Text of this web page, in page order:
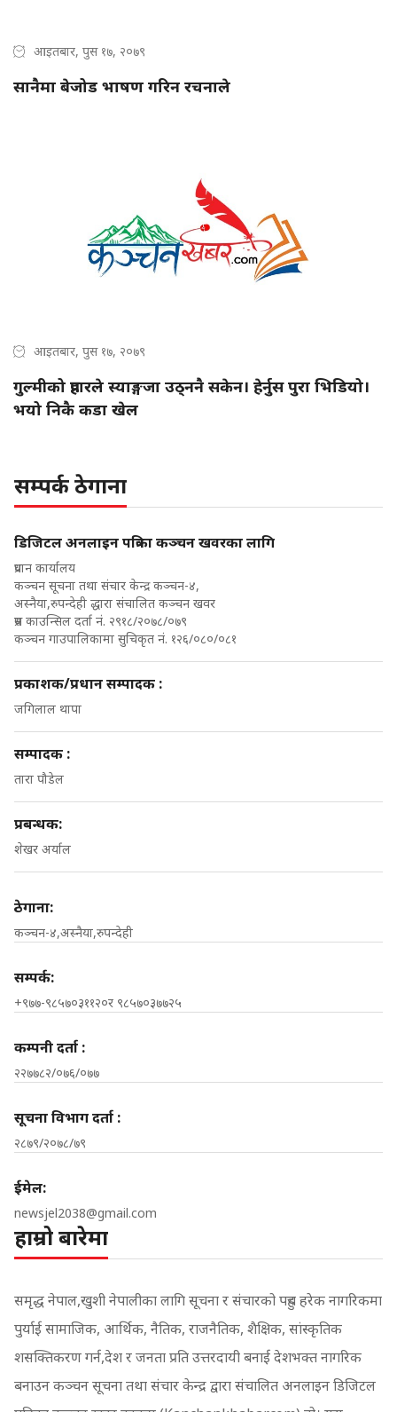
आइतबार, पुस १७, २०७९
सानैमा बेजोड भाषण गरिन रचनाले
आइतबार, पुस १७, २०७९
गुल्मीको प्रहारले स्याङ्गजा उठ्ननै सकेन। हेर्नुस पुरा भिडियो।
भयो निकै कडा खेल
सम्पर्क ठेगाना
डिजिटल अनलाइन पत्रिका कञ्चन खवरका लागि
प्रधान कार्यालय
कञ्चन सूचना तथा संचार केन्द्र कञ्चन-४,
अस्नैया,रुपन्देही द्धारा संचालित कञ्चन खवर
प्रस काउन्सिल दर्ता नं. २९१८/२०७८/०७९
कञ्चन गाउपालिकामा सुचिकृत नं. १२६/०८०/०८१
प्रकाशक/प्रधान सम्पादक :
जगिलाल थापा
सम्पादक :
तारा पौडेल
प्रबन्धक:
शेखर अर्याल
ठेगाना:
कञ्चन-४,अस्नैया,रुपन्देही
सम्पर्क:
+९७७-९८५७०३११२०र ९८५७०३७७२५
कम्पनी दर्ता :
२२७७८२/०७६/०७७
सूचना विभाग दर्ता :
२८७९/२०७८/७९
ईमेल:
newsjel2038@gmail.com
हाम्रो बारेमा
समृद्ध नेपाल,खुशी नेपालीका लागि सूचना र संचारको पहुच हरेक नागरिकमा
पुर्याई सामाजिक, आर्थिक, नैतिक, राजनैतिक, शैक्षिक, सांस्कृतिक
शसक्तिकरण गर्न,देश र जनता प्रति उत्तरदायी बनाई देशभक्त नागरिक
बनाउन कञ्चन सूचना तथा संचार केन्द्र द्वारा संचालित अनलाइन डिजिटल